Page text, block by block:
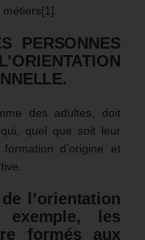
PERSONNES
des adultes, doit
quel que soit leur
d’origine et
l’orientation
les
formés aux